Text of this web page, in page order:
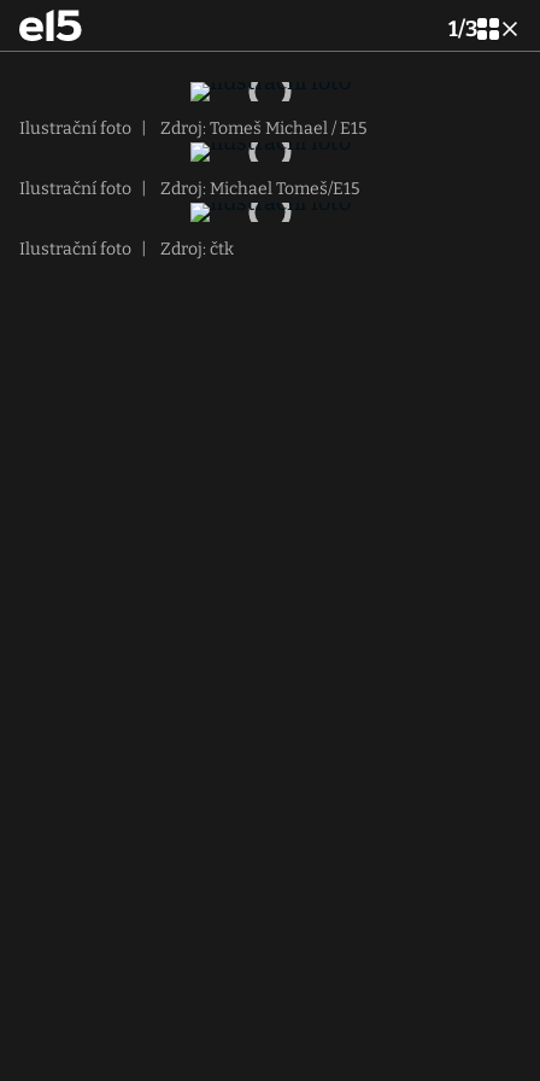
1/3
Ilustrační foto Zdroj: Tomeš Michael / E15
Ilustrační foto Zdroj: Michael Tomeš/E15
Ilustrační foto Zdroj: čtk